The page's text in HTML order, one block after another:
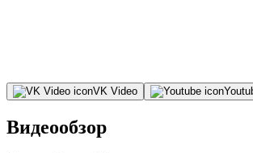
VK Video
Видеообзор